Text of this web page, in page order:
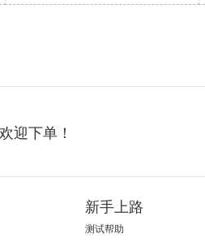
迎下单！
新手上路
测试帮助